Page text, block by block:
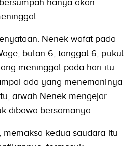
hanya akan
Nenek wafat pada
bulan 6, tanggal 6, pukul
meninggal pada hari itu
ada yang menemaninya
arwah Nenek mengejar
dibawa bersamanya.
memaksa kedua saudara itu